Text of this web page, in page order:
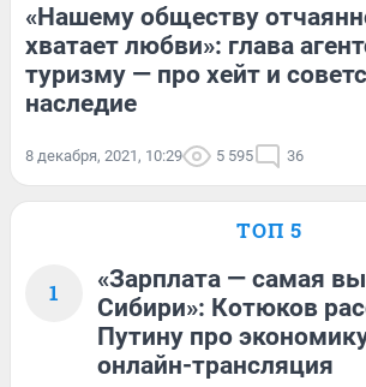
«Нашему обществу
хватает любви»: глава
туризму — про хейт и
наследие
8 декабря, 2021, 10:29 5 595 36
ТОП 5
1
«Зарплата — самая
Сибири»: Котюков
Путину про
онлайн-трансляция